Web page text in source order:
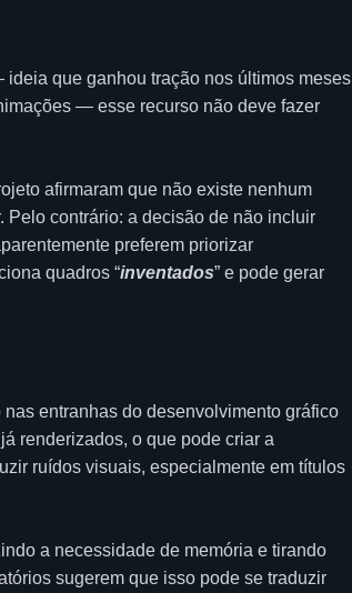
que ganhou tração nos últimos meses
— esse recurso não deve fazer
afirmaram que não existe nenhum
Pelo contrário: a decisão de não incluir
preferem priorizar
quadros “inventados” e pode gerar
entranhas do desenvolvimento gráfico
renderizados, o que pode criar a
ruídos visuais, especialmente em títulos
a necessidade de memória e tirando
sugerem que isso pode se traduzir